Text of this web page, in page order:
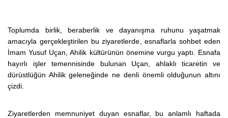
Toplumda birlik, beraberlik ve dayanışma ruhunu yaşatmak
amacıyla gerçekleştirilen bu ziyaretlerde, esnaflarla sohbet eden
İmam Yusuf Uçan, Ahilik kültürünün önemine vurgu yaptı. Esnafa
hayırlı işler temennisinde bulunan Uçan, ahlaklı ticaretin ve
dürüstlüğün Ahilik geleneğinde ne denli önemli olduğunun altını
çizdi.
Ziyaretlerden memnuniyet duyan esnaflar, bu anlamlı haftada